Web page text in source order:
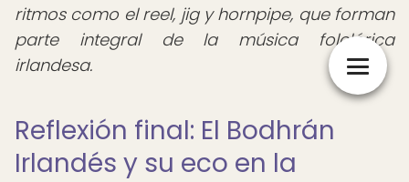
ritmos como el reel, jig y hornpipe, que forman
parte integral de la música folclórica
irlandesa.
Reflexión final: El Bodhrán
Irlandés y su eco en la